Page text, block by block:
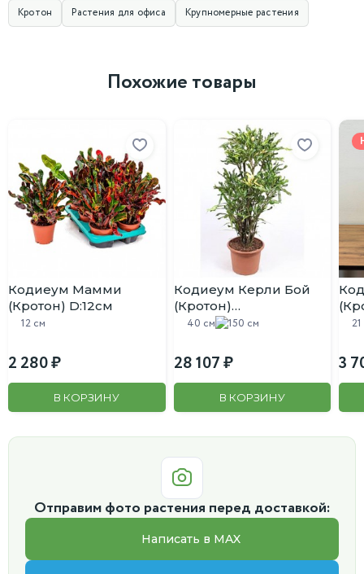
Кротон Растения для офиса Крупномерные растения
Похожие товары
Кодиеум Мамми
(Кротон) D:12см
12 см
2 280
В КОРЗИНУ
Кодиеум Керли Бой
(Кротон)
разветвленный D:40см
40 см 150 см
28 107
В КОРЗИНУ
3
Отправим фото растения перед доставкой:
Написать в MAX